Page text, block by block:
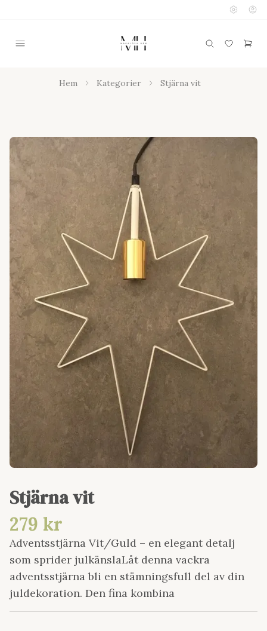
Hem Kategorier Stjärna vit
Stjärna vit
279 kr
Adventsstjärna Vit/Guld – en elegant detalj
som sprider julkänslaLåt denna vackra
adventsstjärna bli en stämningsfull del av din
juldekoration. Den fina kombina